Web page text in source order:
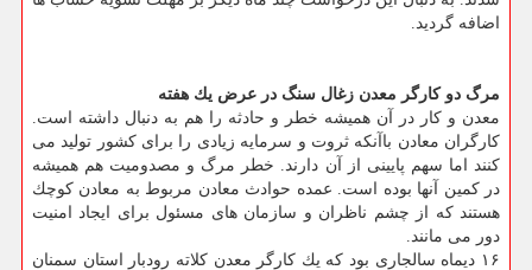
اضافه گردید.
مرگ دو كارگر معدن زغال سنگ در عرض یك هفته
معدن و كار در آن همیشه خطر و حادثه را هم به دنبال داشته است.
كارگران معادن باآنكه ثروت و سرمایه زیادی را برای كشور تولید می
كنند اما سهم پایینی از آن دارند. خطر مرگ و مصدومیت هم همیشه
در كمین آنها بوده است. عمده حوادث معادن مربوط به معادن كوچك
هستند كه از چشم ناظران و سازمان های مسئول برای ایجاد امنیت
دور می مانند.
۱۶ دیماه سالجاری بود كه یك كارگر معدن كلاته رودبار استان سمنان